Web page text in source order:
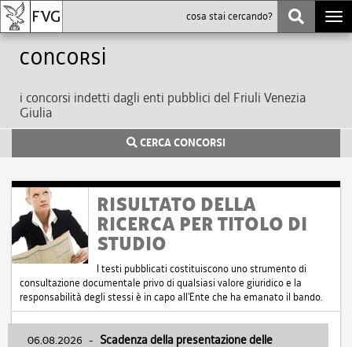
Concorsi
i concorsi indetti dagli enti pubblici del Friuli Venezia
Giulia
CERCA CONCORSI
RISULTATO DELLA
RICERCA PER TITOLO DI
STUDIO
I testi pubblicati costituiscono uno strumento di
consultazione documentale privo di qualsiasi valore giuridico e la
responsabilità degli stessi è in capo all'Ente che ha emanato il bando.
06.08.2026 - Scadenza della presentazione delle